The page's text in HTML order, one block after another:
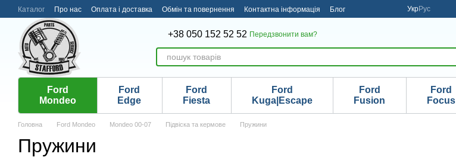
Перейти до основного контенту
Каталог Про нас Оплата і доставка Обмін та повернення Контактна інформація Блог УкрРус
+38 050 152 52 52 Передзвонити вам?
Ford
Mondeo
Ford
Edge
Ford
Fiesta
Ford
Kuga|Escape
Ford
Fusion
Ford
Focus
Головна Ford Mondeo Mondeo 00-07 Підвіска та кермове Пружини
Пружини